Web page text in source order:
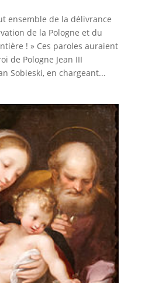
ensemble de la délivrance
de la Pologne et du
! » Ces paroles auraient
de Pologne Jean III
Sobieski, en chargeant...